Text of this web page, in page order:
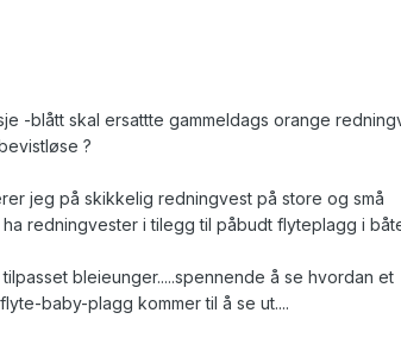
-blått skal ersattte gammeldags orange
?
jeg på skikkelig redningvest på store og små
redningvester i tilegg til påbudt flyteplagg i
bleieunger.....spennende å se hvordan et
baby-plagg kommer til å se ut....